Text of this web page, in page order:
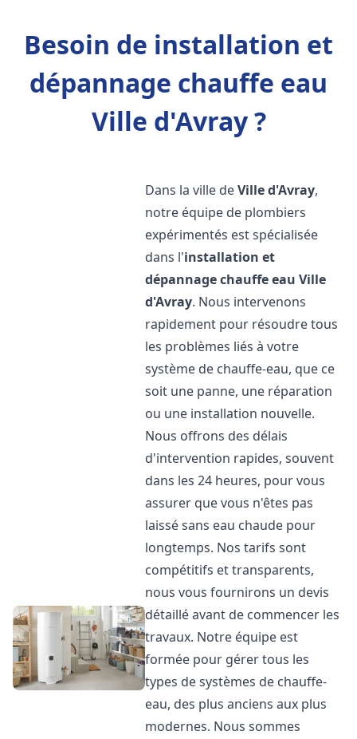
Besoin de installation et
dépannage chauffe eau
Ville d'Avray ?
Dans la ville deVille d'Avray,
notre équipe de plombiers
expérimentés est spécialisée
dans l'installation et
dépannage chauffe eau Ville
d'Avray. Nous intervenons
rapidement pour résoudre tous
les problèmes liés à votre
système de chauffe-eau, que ce
soit une panne, une réparation
ou une installation nouvelle.
Nous offrons des délais
d'intervention rapides, souvent
dans les 24 heures, pour vous
assurer que vous n'êtes pas
laissé sans eau chaude pour
longtemps. Nos tarifs sont
compétitifs et transparents,
nous vous fournirons un devis
détaillé avant de commencer les
travaux. Notre équipe est
formée pour gérer tous les
types de systèmes de chauffe-
eau, des plus anciens aux plus
modernes. Nous sommes